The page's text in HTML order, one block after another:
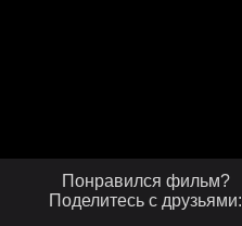
Понравился фильм?
Поделитесь с друзьями: